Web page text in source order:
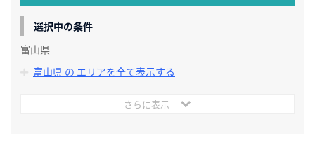
選択中の条件
富山県
富山県 の エリアを全て表示する
さらに表示